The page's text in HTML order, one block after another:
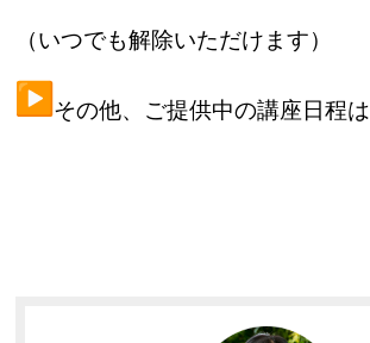
（いつでも解除いただけます）
︎その他、ご提供中の講座日程は